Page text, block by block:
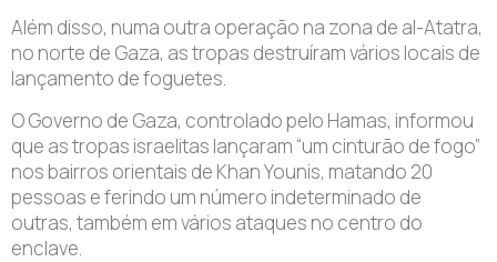
Além disso, numa outra operação na zona de al-Atatra,
no norte de Gaza, as tropas destruíram vários locais de
lançamento de foguetes.
O Governo de Gaza, controlado pelo Hamas, informou
que as tropas israelitas lançaram “um cinturão de fogo”
nos bairros orientais de Khan Younis, matando 20
pessoas e ferindo um número indeterminado de
outras, também em vários ataques no centro do
enclave.